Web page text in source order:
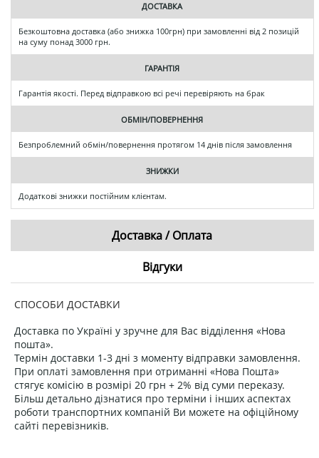
ДОСТАВКА
Безкоштовна доставка (або знижка 100грн) при замовленні від 2 позицій
на суму понад 3000 грн.
ГАРАНТІЯ
Гарантія якості. Перед відправкою всі речі перевіряють на брак
ОБМІН/ПОВЕРНЕННЯ
Безпроблемний обмін/повернення протягом 14 днів після замовлення
ЗНИЖКИ
Додаткові знижки постійним клієнтам.
Доставка / Оплата
Відгуки
СПОСОБИ ДОСТАВКИ
Доставка по Україні у зручне для Вас відділення «Нова
пошта».
Термін доставки 1-3 дні з моменту відправки замовлення.
При оплаті замовлення при отриманні «Нова Пошта»
стягує комісію в розмірі 20 грн + 2% від суми переказу.
Більш детально дізнатися про терміни і інших аспектах
роботи транспортних компаній Ви можете на офіційному
сайті перевізників.